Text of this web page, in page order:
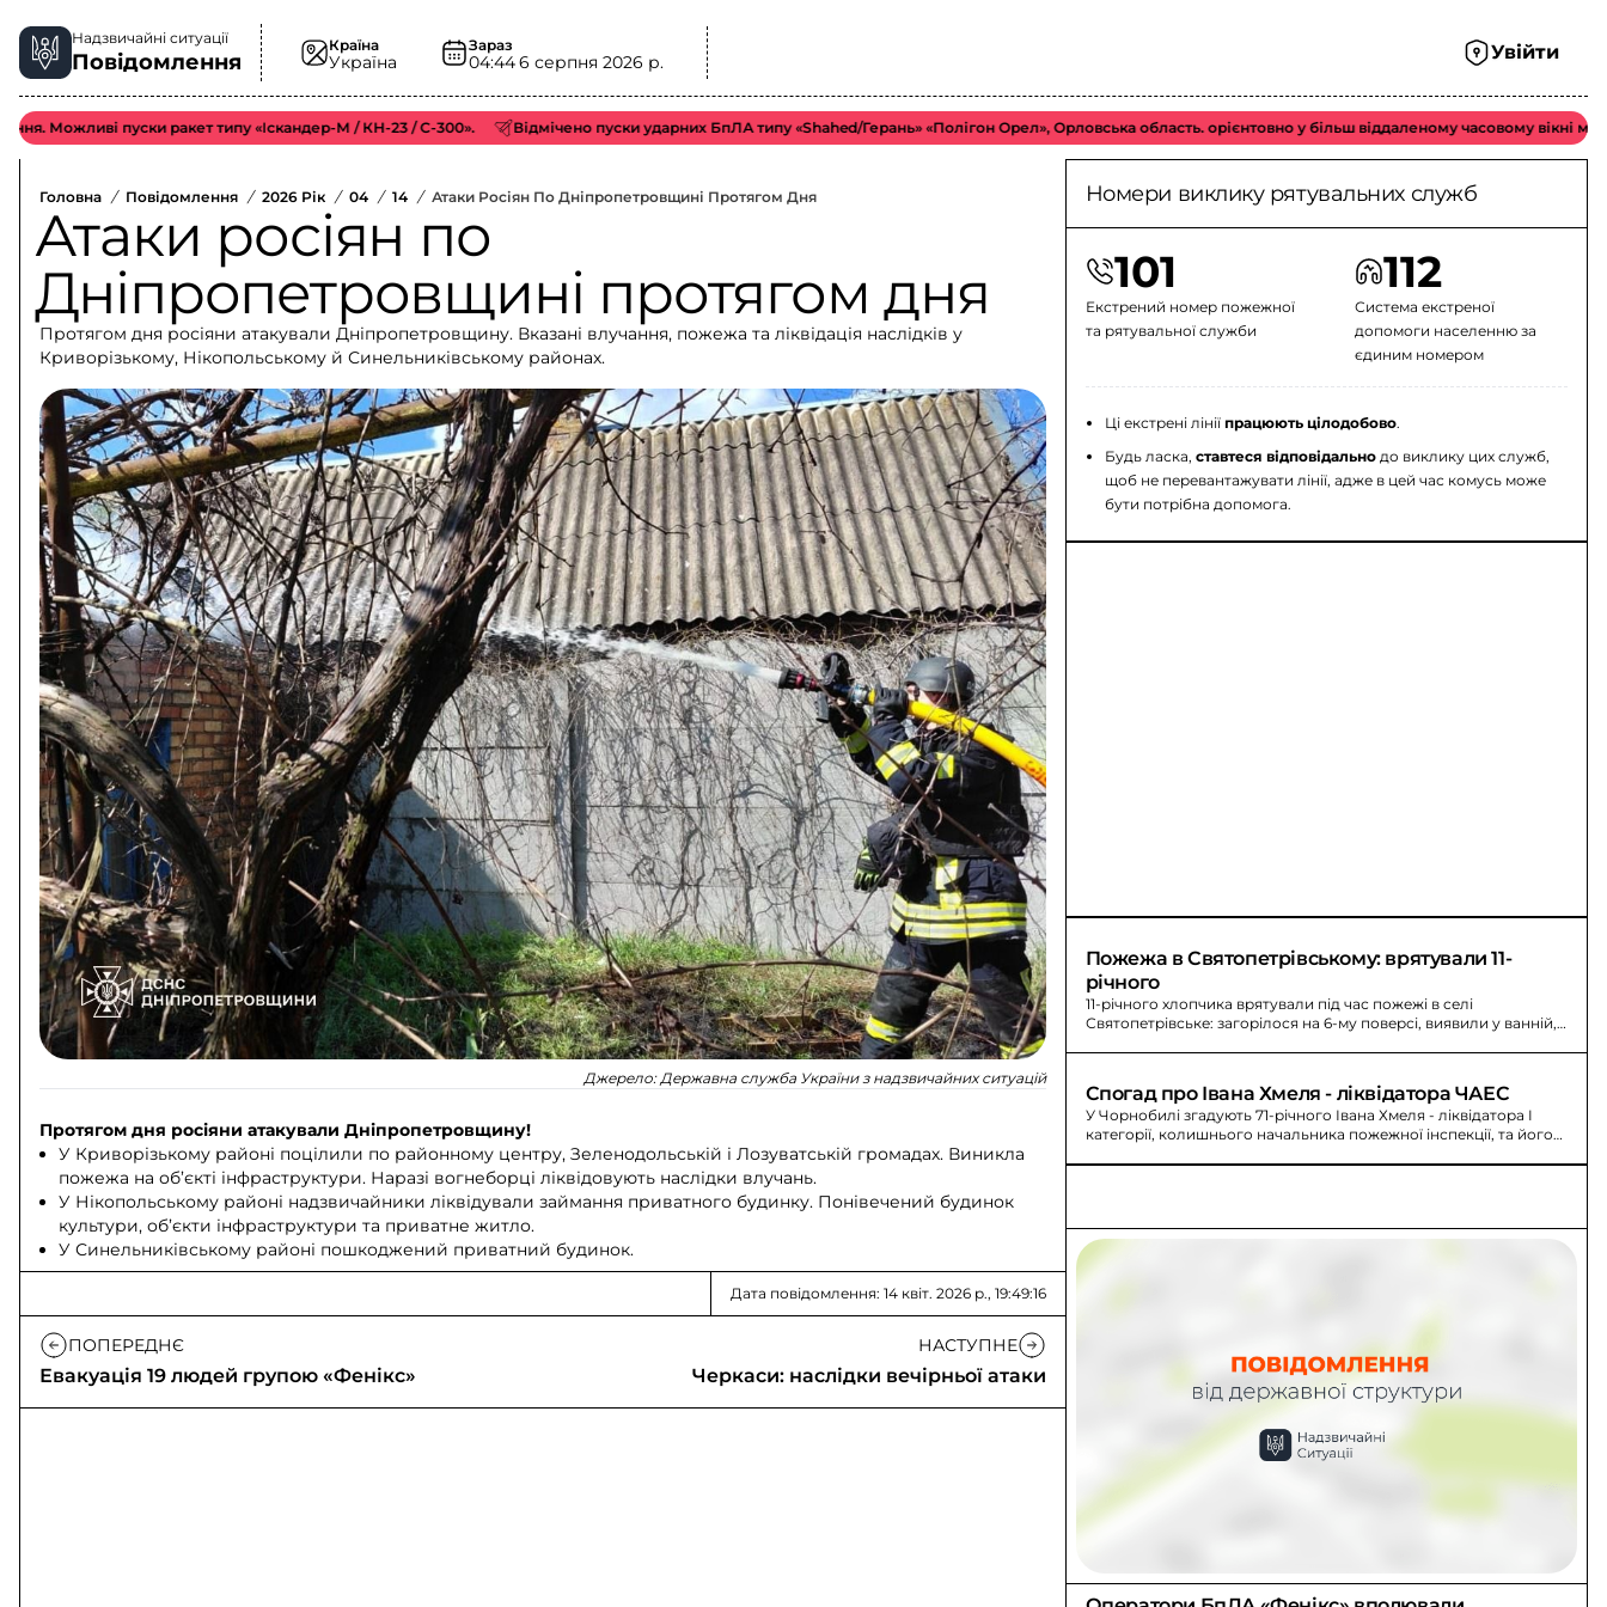
Надзвичайні ситуації
Повідомлення
Країна
Україна
Зараз
04:446 серпня 2026 р. Увійти
пуски ракет типу «Іскандер-М / КН-23 / С-300». Відмічено пуски ударних БпЛА типу «Shahed/Герань» «Полігон Орел», Орловська область. орієнтовно у більш віддаленому часовому вікні можливий
Головна / Повідомлення / 2026 Рік / 04 / 14 / Атаки Росіян По Дніпропетровщині Протягом Дня
Атаки росіян по
Дніпропетровщині протягом дня
Протягом дня росіяни атакували Дніпропетровщину. Вказані влучання, пожежа та ліквідація наслідків у
Криворізькому, Нікопольському й Синельниківському районах.
Джерело:Державна служба України з надзвичайних ситуацій
Протягом дня росіяни атакували Дніпропетровщину!
У Криворізькому районі поцілили по районному центру, Зеленодольській і Лозуватській громадах. Виникла
пожежа на об’єкті інфраструктури. Наразі вогнеборці ліквідовують наслідки влучань.
У Нікопольському районі надзвичайники ліквідували займання приватного будинку. Понівечений будинок
культури, об’єкти інфраструктури та приватне житло.
У Синельниківському районі пошкоджений приватний будинок.
Дата повідомлення: 14 квіт. 2026 р., 19:49:16
ПОПЕРЕДНЄ
Евакуація 19 людей групою «Фенікс»
НАСТУПНЕ
Черкаси: наслідки вечірньої атаки
Номери виклику рятувальних служб
101
Екстрений номер пожежної
та рятувальної служби
112
Система екстреної
допомоги населенню за
єдиним номером
Ці екстрені лінії працюють цілодобово.
Будь ласка, ставтеся відповідальнодо виклику цих служб,
щоб не перевантажувати лінії, адже в цей час комусь може
бути потрібна допомога.
Пожежа в Святопетрівському: врятували 11-
річного
11-річного хлопчика врятували під час пожежі в селі
Святопетрівське: загорілося на 6-му поверсі, виявили у ванній,
Спогад про Івана Хмеля - ліквідатора ЧАЕС
У Чорнобилі згадують 71-річного Івана Хмеля - ліквідатора I
категорії, колишнього начальника пожежної інспекції, та його